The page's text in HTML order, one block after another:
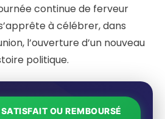
continue de ferveur
à célébrer, dans
l’ouverture d’un nouveau
politique.
OU REMBOURSÉ